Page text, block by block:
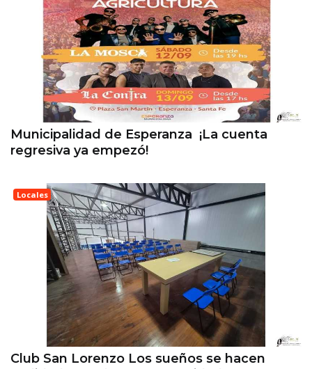
Municipalidad de Esperanza ¡La cuenta
regresiva ya empezó!
Locales
Esperanza
Club San Lorenzo Los sueños se hacen